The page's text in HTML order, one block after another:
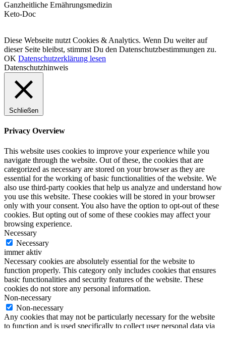
Ganzheitliche Ernährungsmedizin
Keto-Doc
Diese Webseite nutzt Cookies & Analytics. Wenn Du weiter auf
dieser Seite bleibst, stimmst Du den Datenschutzbestimmungen zu.
OK Datenschutzerklärung lesen
Datenschutzhinweis
Schließen
Privacy Overview
This website uses cookies to improve your experience while you
navigate through the website. Out of these, the cookies that are
categorized as necessary are stored on your browser as they are
essential for the working of basic functionalities of the website. We
also use third-party cookies that help us analyze and understand how
you use this website. These cookies will be stored in your browser
only with your consent. You also have the option to opt-out of these
cookies. But opting out of some of these cookies may affect your
browsing experience.
Necessary
Necessary
immer aktiv
Necessary cookies are absolutely essential for the website to
function properly. This category only includes cookies that ensures
basic functionalities and security features of the website. These
cookies do not store any personal information.
Non-necessary
Non-necessary
Any cookies that may not be particularly necessary for the website
to function and is used specifically to collect user personal data via